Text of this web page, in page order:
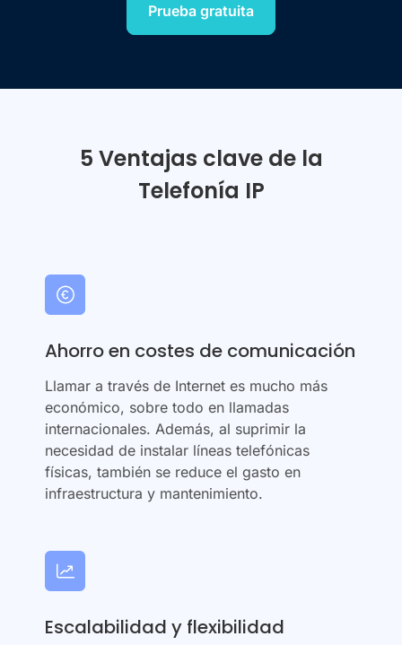
Prueba gratuita
5 Ventajas clave de la
Telefonía IP
Ahorro en costes de comunicación
Llamar a través de Internet es mucho más
económico, sobre todo en llamadas
internacionales. Además, al suprimir la
necesidad de instalar líneas telefónicas
físicas, también se reduce el gasto en
infraestructura y mantenimiento.
Escalabilidad y flexibilidad